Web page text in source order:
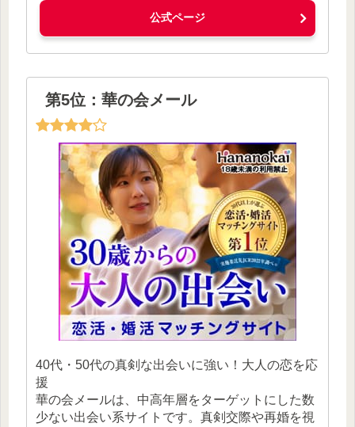
公式ページ
第5位：華の会メール
40代・50代の真剣な出会いに強い！大人の恋を応
援
華の会メールは、中高年層をターゲットにした数
少ない出会い系サイトです。真剣交際や再婚を視